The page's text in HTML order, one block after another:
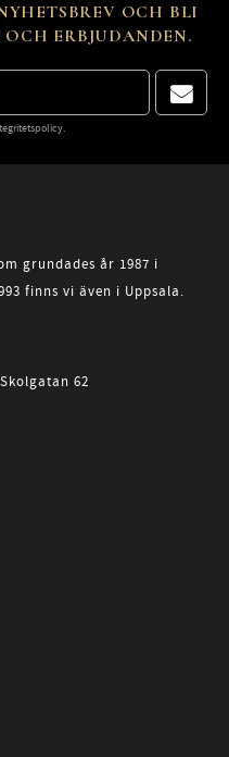
OCH BLI
ERBJUDANDEN.
.
grundades år 1987 i
finns vi även i Uppsala.
62